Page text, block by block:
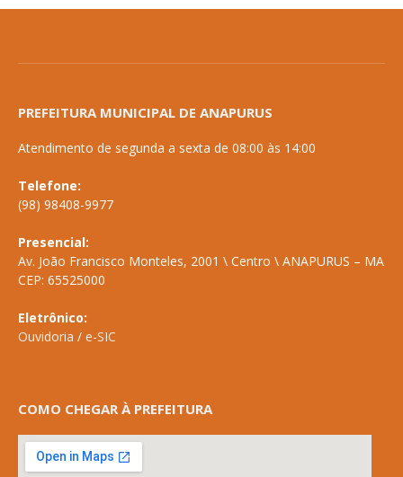
PREFEITURA MUNICIPAL DE ANAPURUS
Atendimento de segunda a sexta de 08:00 às 14:00
Telefone:
(98) 98408-9977
Presencial:
Av. João Francisco Monteles, 2001 \ Centro \ ANAPURUS – MA
CEP: 65525000
Eletrônico:
Ouvidoria / e-SIC
COMO CHEGAR À PREFEITURA